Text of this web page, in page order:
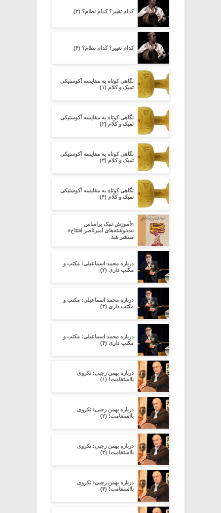
کدام تغییر؟ کدام نظام؟ (۳)
کدام تغییر؟ کدام نظام؟ (۴)
نگاهی کوتاه به مقایسه آکوستیکی
تمبک و کلام (۱)
نگاهی کوتاه به مقایسه آکوستیکی
تمبک و کلام (۲)
نگاهی کوتاه به مقایسه آکوستیکی
تمبک و کلام (۳)
نگاهی کوتاه به مقایسه آکوستیکی
تمبک و کلام (۴)
«آموزش تنبک براساس
نت‌نوشته‌های امیرناصر افتتاح»
منتشر شد
درباره محمد اسماعیلی: مکتب و
مکتب داری (۲)
درباره محمد اسماعیلی: مکتب و
مکتب داری (۳)
درباره محمد اسماعیلی: مکتب و
مکتب داری (۴)
درباره بهمن رجبی: تکروی
بااستقامت! (۱)
درباره بهمن رجبی: تکروی
بااستقامت! (۲)
درباره بهمن رجبی: تکروی
بااستقامت! (۳)
درباره بهمن رجبی: تکروی
بااستقامت! (۴)